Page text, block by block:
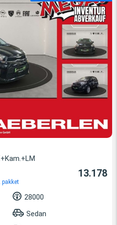
pakket
13.178
28000
Sedan